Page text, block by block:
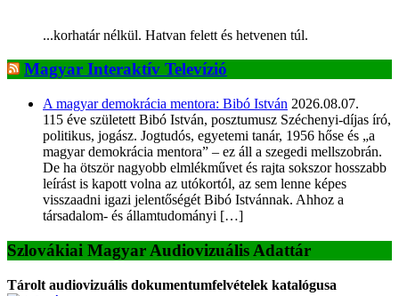
...korhatár nélkül. Hatvan felett és hetvenen túl.
Magyar Interaktív Televízió
A magyar demokrácia mentora: Bibó István 2026.08.07.
115 éve született Bibó István, posztumusz Széchenyi-díjas író,
politikus, jogász. Jogtudós, egyetemi tanár, 1956 hőse és „a
magyar demokrácia mentora” – ez áll a szegedi mellszobrán.
De ha ötször nagyobb elmlékművet és rajta sokszor hosszabb
leírást is kapott volna az utókortól, az sem lenne képes
visszaadni igazi jelentőségét Bibó Istvánnak. Ahhoz a
társadalom- és államtudományi […]
Szlovákiai Magyar Audiovizuális Adattár
Tárolt audiovizuális dokumentumfelvételek katalógusa